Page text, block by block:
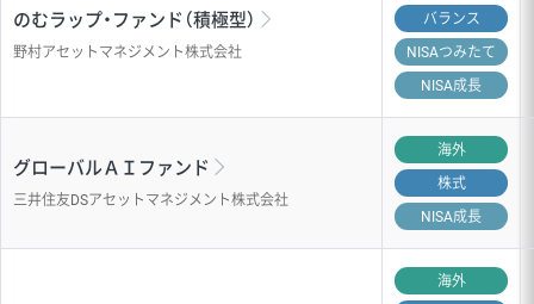
のむラップ・ファンド（積極型）
野村アセットマネジメント株式会社
バランス
NISAつみたて
NISA成長
グローバルＡＩファンド
三井住友DSアセットマネジメント株式会社
海外
株式
NISA成長
海外